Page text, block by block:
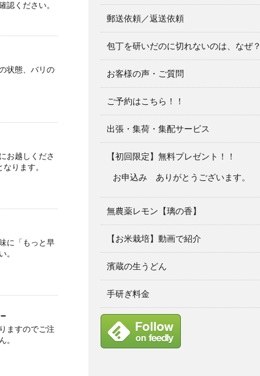
認ください。
状態、バリの
お越しくださ
ります。
に「もっと早
。
ますのでご注
。
郵送依頼／返送依頼
包丁を研いだのに切れないのは、なぜ？
お客様の声・ご質問
ご予約はこちら！！
出張・集荷・集配サービス
【初回限定】無料プレゼント！！
お申込み ありがとうございます。
無農薬レモン【璃の香】
【お米栽培】動画で紹介
濱蔵の生うどん
手研ぎ料金